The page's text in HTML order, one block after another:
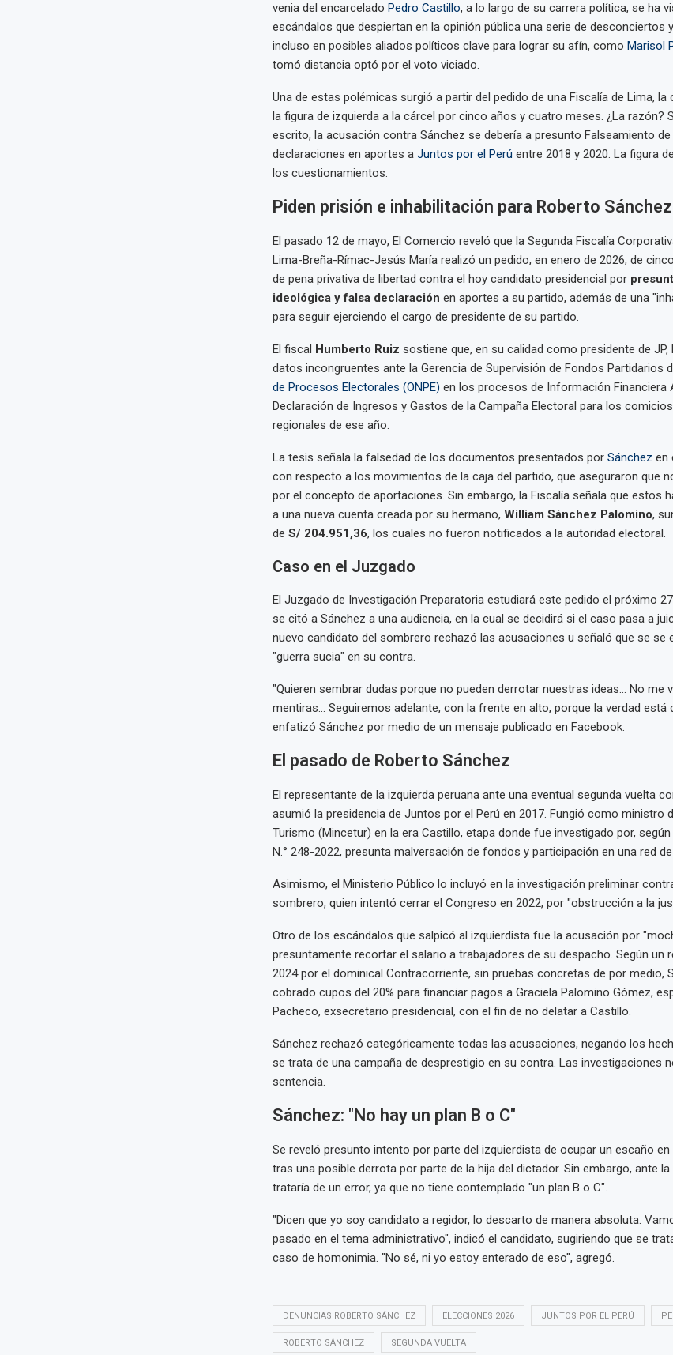
venia del encarcelado Pedro Castillo, a lo largo de su carrera política, se ha
escándalos que despiertan en la opinión pública una serie de desconciertos
incluso en posibles aliados políticos clave para lograr su afín, como Marisol
tomó distancia optó por el voto viciado.
Una de estas polémicas surgió a partir del pedido de una Fiscalía de Lima, la
la figura de izquierda a la cárcel por cinco años y cuatro meses. ¿La razón?
escrito, la acusación contra Sánchez se debería a presunto Falseamiento
declaraciones en aportes aJuntos por el Perú entre 2018 y 2020. La figura
los cuestionamientos.
Piden prisión e inhabilitación para Roberto Sánchez
El pasado 12 de mayo, El Comercio reveló que la Segunda Fiscalía
Lima-Breña-Rímac-Jesús María realizó un pedido, en enero de 2026, de
de pena privativa de libertad contra el hoy candidato presidencial por
ideológica y falsa declaración en aportes a su partido, además de una
para seguir ejerciendo el cargo de presidente de su partido.
El fiscal Humberto Ruiz sostiene que, en su calidad como presidente de JP,
datos incongruentes ante la Gerencia de Supervisión de Fondos Partidarios
de Procesos Electorales (ONPE) en los procesos de Información Financiera
Declaración de Ingresos y Gastos de la Campaña Electoral para los
regionales de ese año.
La tesis señala la falsedad de los documentos presentados por Sánchez en
con respecto a los movimientos de la caja del partido, que aseguraron que
por el concepto de aportaciones. Sin embargo, la Fiscalía señala que estos
a una nueva cuenta creada por su hermano, William Sánchez Palomino,
de S/ 204.951,36, los cuales no fueron notificados a la autoridad electoral.
Caso en el Juzgado
El Juzgado de Investigación Preparatoria estudiará este pedido el próximo
se citó a Sánchez a una audiencia, en la cual se decidirá si el caso pasa a
nuevo candidato del sombrero rechazó las acusaciones u señaló que se se
"guerra sucia" en su contra.
"Quieren sembrar dudas porque no pueden derrotar nuestras ideas... No me
mentiras... Seguiremos adelante, con la frente en alto, porque la verdad está
enfatizó Sánchez por medio de un mensaje publicado en Facebook.
El pasado de Roberto Sánchez
El representante de la izquierda peruana ante una eventual segunda vuelta
asumió la presidencia de Juntos por el Perú en 2017. Fungió como ministro
Turismo (Mincetur) en la era Castillo, etapa donde fue investigado por,
N.° 248-2022, presunta malversación de fondos y participación en una red
Asimismo, el Ministerio Público lo incluyó en la investigación preliminar
sombrero, quien intentó cerrar el Congreso en 2022, por "obstrucción a la
Otro de los escándalos que salpicó al izquierdista fue la acusación por
presuntamente recortar el salario a trabajadores de su despacho. Según un
2024 por el dominical Contracorriente, sin pruebas concretas de por medio,
cobrado cupos del 20% para financiar pagos a Graciela Palomino Gómez,
Pacheco, exsecretario presidencial, con el fin de no delatar a Castillo.
Sánchez rechazó categóricamente todas las acusaciones, negando los
se trata de una campaña de desprestigio en su contra. Las investigaciones
sentencia.
Sánchez: "No hay un plan B o C"
Se reveló presunto intento por parte del izquierdista de ocupar un escaño en
tras una posible derrota por parte de la hija del dictador. Sin embargo, ante
trataría de un error, ya que no tiene contemplado "un plan B o C".
"Dicen que yo soy candidato a regidor, lo descarto de manera absoluta.
pasado en el tema administrativo", indicó el candidato, sugiriendo que se
caso de homonimia. "No sé, ni yo estoy enterado de eso", agregó.
DENUNCIAS ROBERTO SÁNCHEZ ELECCIONES 2026 JUNTOS POR EL PERÚ
ROBERTO SÁNCHEZ SEGUNDA VUELTA